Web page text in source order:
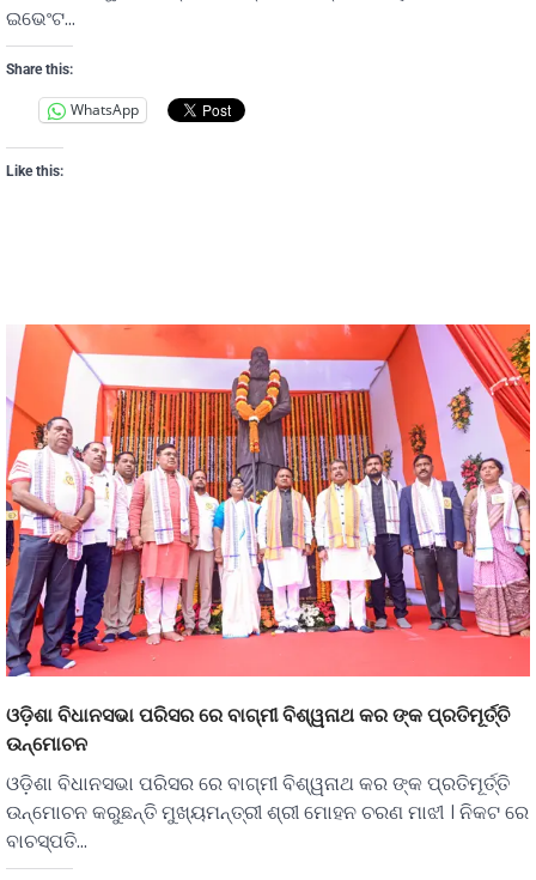
ଇଭେଂଟ…
Share this:
WhatsApp
Like this:
ଓଡ଼ିଶା ବିଧାନସଭା ପରିସର ରେ ବାଗ୍ମୀ ବିଶ୍ୱନାଥ କର ଙ୍କ ପ୍ରତିମୂର୍ତ୍ତି
ଉନ୍ମୋଚନ
ଓଡ଼ିଶା ବିଧାନସଭା ପରିସର ରେ ବାଗ୍ମୀ ବିଶ୍ୱନାଥ କର ଙ୍କ ପ୍ରତିମୂର୍ତ୍ତି
ଉନ୍ମୋଚନ କରୁଛନ୍ତି ମୁଖ୍ୟମନ୍ତ୍ରୀ ଶ୍ରୀ ମୋହନ ଚରଣ ମାଝୀ । ନିକଟ ରେ
ବାଚସ୍ପତି…